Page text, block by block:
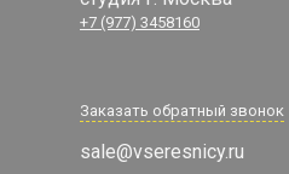
+7 (977) 3458160
Заказать обратный звонок
sale@vseresnicy.ru